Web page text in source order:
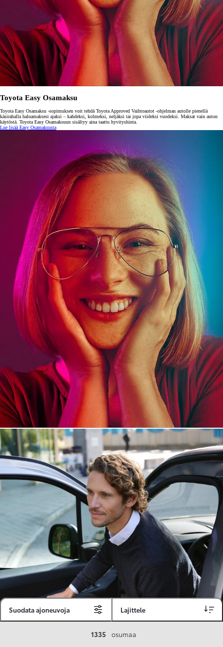
Suodata ajoneuvoja Lajittele
1335 osumaa
Toyota Easy Osamaksu
Toyota Easy Osamaksu -sopimuksen voit tehdä Toyota Approved Vaihtoautot -ohjelman autolle pienellä
käsirahalla haluamaksesi ajaksi – kahdeksi, kolmeksi, neljäksi tai jopa viideksi vuodeksi. Maksat vain auton
käytöstä. Toyota Easy Osamaksuun sisältyy aina taattu hyvityshinta.
Lue lisää Easy Osamaksusta